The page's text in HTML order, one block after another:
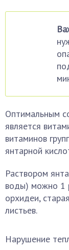
Оптимальным
является
витаминов
янтарной
Раствором
воды) можно 1
орхидеи,
листьев.
Нарушение